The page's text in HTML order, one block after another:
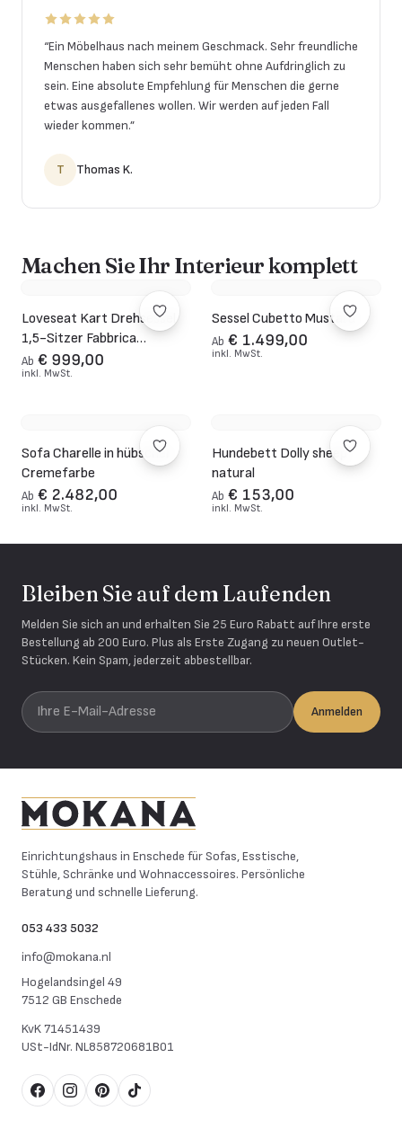
“Ein Möbelhaus nach meinem Geschmack. Sehr freundliche
Menschen haben sich sehr bemüht ohne Aufdringlich zu
sein. Eine absolute Empfehlung für Menschen die gerne
etwas ausgefallenes wollen. Wir werden auf jeden Fall
wieder kommen.”
T Thomas K.
Machen Sie Ihr Interieur komplett
Loveseat Kart Drehsessel
1,5-Sitzer Fabbrica
Germany
Ab € 999,00
inkl. MwSt.
Sessel Cubetto Mustard
Ab € 1.499,00
inkl. MwSt.
Sofa Charelle in hübscher
Cremefarbe
Ab € 2.482,00
inkl. MwSt.
Hundebett Dolly sheep
natural
Ab € 153,00
inkl. MwSt.
Bleiben Sie auf dem Laufenden
Melden Sie sich an und erhalten Sie 25 Euro Rabatt auf Ihre erste
Bestellung ab 200 Euro. Plus als Erste Zugang zu neuen Outlet-
Stücken. Kein Spam, jederzeit abbestellbar.
Ihre E-Mail-Adresse
Anmelden
Einrichtungshaus in Enschede für Sofas, Esstische,
Stühle, Schränke und Wohnaccessoires. Persönliche
Beratung und schnelle Lieferung.
053 433 5032
info@mokana.nl
Hogelandsingel 49
7512 GB Enschede
KvK71451439
USt-IdNr. NL858720681B01
FacebookInstagram
Pinterest
TikTok